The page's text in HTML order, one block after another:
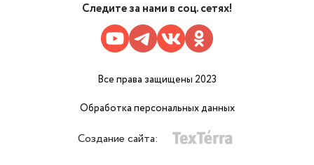
Следите за нами в соц. сетях!
Все права защищены 2023
Обработка персональных данных
Создание сайта: